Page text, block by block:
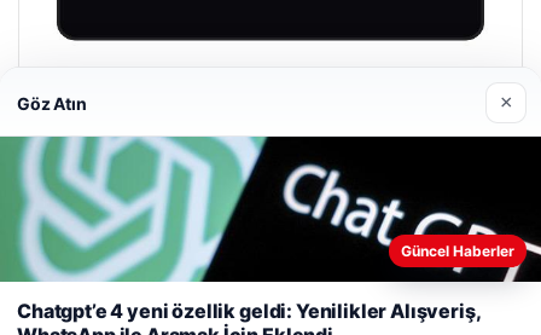
Prenses Night Club
© 2026 Haber Sepeti
Web sitemizi nasıl kullandığınızı daha iyi anlayabilmek,
kullanıyoruz. Çerez Politikamız
Göz Atın ×
Güncel Haberler
Chatgpt’e 4 yeni özellik geldi: Yenilikler Alışveriş,